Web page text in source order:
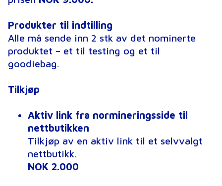
Produkter til indtilling
Alle må sende inn 2 stk av det nominerte
produktet – et til testing og et til
goodiebag.
Tilkjøp
Aktiv link fra normineringsside til
nettbutikken
Tilkjøp av en aktiv link til et selvvalgt
nettbutikk.
NOK 2.000